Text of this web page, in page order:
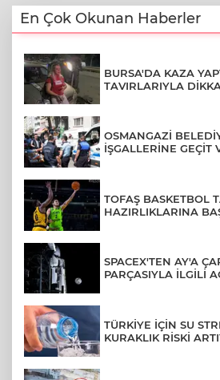
En Çok Okunan Haberler
BURSA'DA KAZA
TAVIRLARIYLA
OSMANGAZİ
İŞGALLERİNE GEÇİT
TOFAŞ BASKETBOL
HAZIRLIKLARINA
SPACEX'TEN AY'A
PARÇASIYLA İLGİLİ
TÜRKİYE İÇİN SU
KURAKLIK RİSKİ